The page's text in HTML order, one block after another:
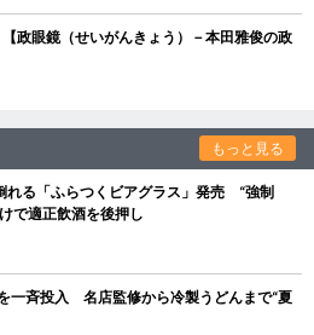
政眼鏡（せいがんきょう）－本田雅俊の政
もっと見る
れる「ふらつくビアグラス」発売 “強制
で適正飲酒を後押し
一斉投入 名店監修から冷製うどんまで“夏